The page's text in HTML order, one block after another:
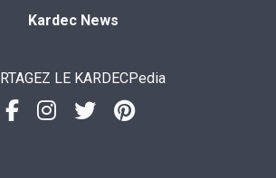
Kardec News
LE KARDECPedia